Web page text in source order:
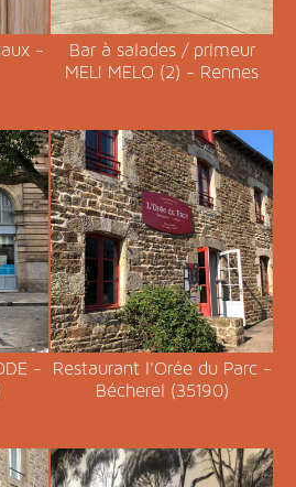
-
Bar à salades / primeur
MELI MELO (2) - Rennes
-
Restaurant l'Orée du Parc -
Bécherel (35190)